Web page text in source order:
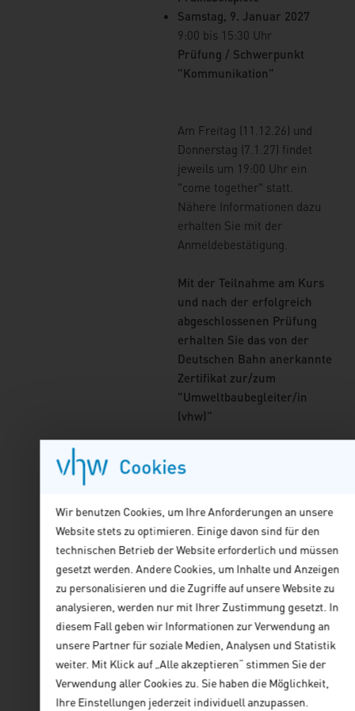
Cookies
Wir benutzen Cookies, um Ihre Anforderungen an unsere
Website stets zu optimieren. Einige davon sind für den
technischen Betrieb der Website erforderlich und müssen
gesetzt werden. Andere Cookies, um Inhalte und Anzeigen
zu personalisieren und die Zugriffe auf unsere Website zu
analysieren, werden nur mit Ihrer Zustimmung gesetzt. In
diesem Fall geben wir Informationen zur Verwendung an
unsere Partner für soziale Medien, Analysen und Statistik
weiter. Mit Klick auf „Alle akzeptieren“ stimmen Sie der
Verwendung aller Cookies zu. Sie haben die Möglichkeit,
Ihre Einstellungen jederzeit individuell anzupassen.
Fachreferent tätig. Zuständig
Kompensationsflächenkataster
Weitere Veranstaltungen mit
Weitere
Samstag, 9. Januar 2027
9:00 bis 15:30 Uhr
Prüfung / Schwerpunkt
"Kommunikation"
Am Freitag (11.12.26) und
Donnerstag (7.1.27) findet
jeweils um 19:00 Uhr ein
"come together" statt.
Nähere Informationen dazu
erhalten Sie mit der
Anmeldebestätigung.
Mit der Teilnahme am Kurs
und nach der erfolgreich
abgeschlossenen Prüfung
erhalten Sie das von der
Deutschen Bahn anerkannte
Zertifikat zur/zum
"Umweltbaubegleiter/in
(vhw)"
für bdla-Mitglieder und
Büros werden beibehalten.
Bitte vermerken Sie dies bei
der Online-Buchung unter
"Zusatzbemerkung" .
Wegen der beschränkten
Teilnehmerzahl wird eine
rechtzeitige Anmeldung
empfohlen.Der Kurs ist
Stand Juli 2027 fast
ausgebucht.Der Präsenzkurs